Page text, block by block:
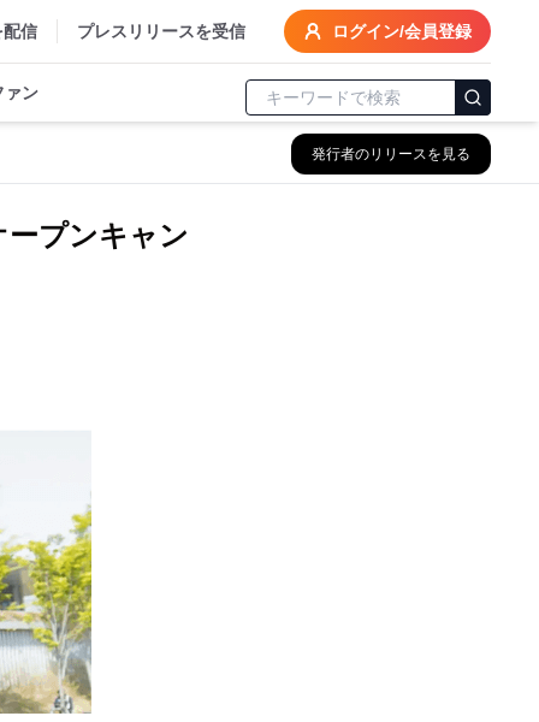
配信 プレスリリースを受信 ログイン/会員登録
ァン
発行者のリリースを見る
ープンキャン